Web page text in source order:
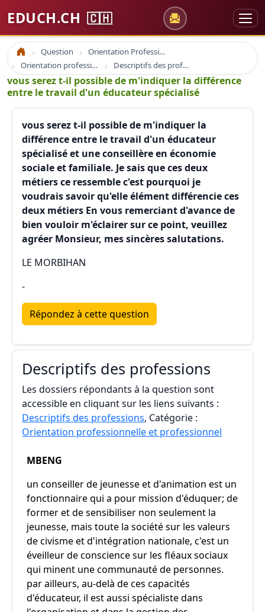
EDUCH.CH 🇨🇭
Accueil Question
Orientation Professionnelle
Orientation professionnelle et professionnel
Descriptifs des professions
vous serez t-il possible de m'indiquer la différence
entre le travail d'un éducateur spécialisé
vous serez t-il possible de m'indiquer la
différence entre le travail d'un éducateur
spécialisé et une conseillère en économie
sociale et familiale. Je sais que ces deux
métiers ce ressemble c'est pourquoi je
voudrais savoir qu'elle élément différencie ces
deux métiers En vous remerciant d'avance de
bien vouloir m'éclairer sur ce point, veuillez
agréer Monsieur, mes sincères salutations.
LE MORBIHAN
-
Répondez à cette question
Descriptifs des professions
Les dossiers répondants à la question sont
accessible en cliquant sur les liens suivants :
Descriptifs des professions, Catégorie :
Orientation professionnelle et professionnel
MBENG
un conseiller de jeunesse et d'animation est un
fonctionnaire qui a pour mission d'éduquer; de
former et de sensibiliser non seulement la
jeunesse, mais toute la société sur les valeurs
de civisme et d'intégration nationale, c'est un
éveilleur de conscience sur les fléaux sociaux
qui minent une communauté de personnes.
par ailleurs, au-delà de ces capacités
d'éducateur, il est aussi spécialiste dans